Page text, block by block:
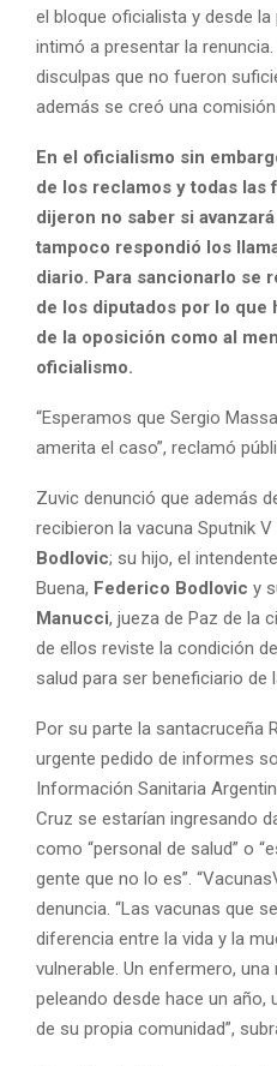
el bloque oficialista y desde
intimó a presentar la
disculpas que no fueron
además se creó una
En el oficialismo sin
de los reclamos y todas las
dijeron no saber si
tampoco respondió los
diario. Para sancionarlo se
de los diputados por lo que
de la oposición como al
oficialismo.
“Esperamos que Sergio
amerita el caso”, reclamó
Zuvic denunció que además
recibieron la vacuna Sputnik
Bodlovic; su hijo, el
Buena, Federico Bodlovic y
Manucci, jueza de Paz de la
de ellos reviste la condición
salud para ser beneficiario de
Por su parte la santacruceña
urgente pedido de informes
Información Sanitaria
Cruz se estarían ingresando
como “personal de salud” o
gente que no lo es”.
denuncia. “Las vacunas que
diferencia entre la vida y la
vulnerable. Un enfermero, una
peleando desde hace un año,
de su propia comunidad”,